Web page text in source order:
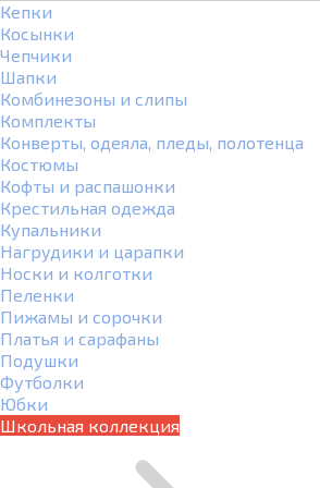
Кепки
Косынки
Чепчики
Шапки
Комбинезоны и слипы
Комплекты
Конверты, одеяла, пледы, полотенца
Костюмы
Кофты и распашонки
Крестильная одежда
Купальники
Нагрудики и царапки
Носки и колготки
Пеленки
Пижамы и сорочки
Платья и сарафаны
Подушки
Футболки
Юбки
Школьная коллекция